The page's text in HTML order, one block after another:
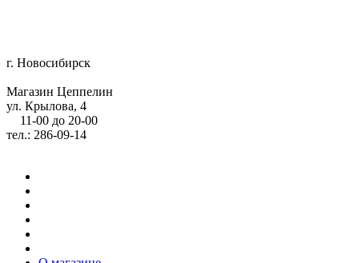
г. Новосибирск
Магазин Цеппелин
ул. Крылова, 4
11-00 до 20-00
тел.: 286-09-14